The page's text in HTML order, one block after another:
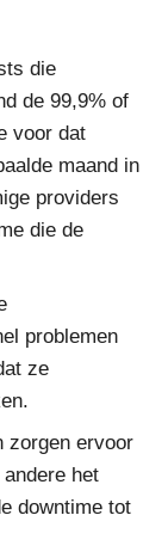
die
de 99,9% of
voor dat
maand in
providers
die de
problemen
ze
zorgen ervoor
het
downtime tot